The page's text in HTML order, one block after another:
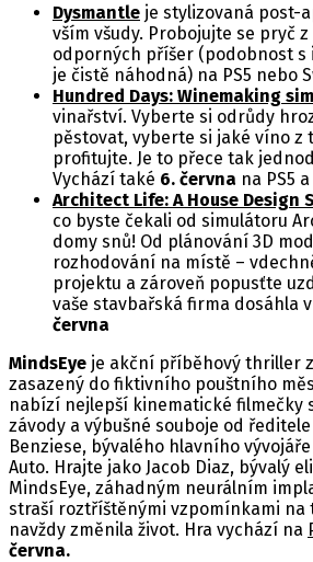
Dysmantle je stylizovaná post-
vším všudy. Probojujte se pryč
odporných příšer (podobnost
je čistě náhodná) na PS5 nebo
Hundred Days: Winemaking
vinařství. Vyberte si odrůdy
pěstovat, vyberte si jaké víno z
profitujte. Je to přece tak
Vychází také 6. června na PS5
Architect Life: A House Design
co byste čekali od simulátoru
domy snů! Od plánování 3D
rozhodování na místě –
projektu a zároveň popusťte
vaše stavbařská firma dosáhla
června
MindsEye je akční příběhový thriller
zasazený do fiktivního pouštního
nabízí nejlepší kinematické filmečky
závody a výbušné souboje od
Benziese, bývalého hlavního
Auto. Hrajte jako Jacob Diaz, bývalý
MindsEye, záhadným neurálním
straší roztříštěnými vzpomínkami na
navždy změnila život. Hra vychází na
června.